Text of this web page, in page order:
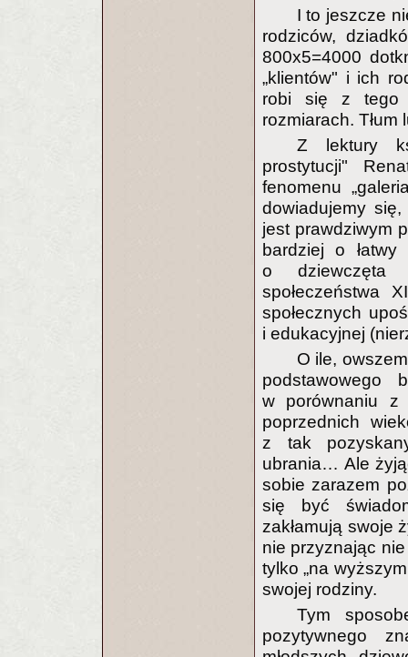
I to jeszcze
rodziców,
800x5=4000
„klientów" i ich
robi się z tego
rozmiarach.
Z lektury
prostytucji"
fenomenu
dowiadujemy
jest prawdziwym
bardziej o
o dziewczęta
społeczeństwa
społecznych
i edukacyjnej
O ile,
w porównaniu z
poprzednich
z tak
ubrania… Ale
sobie zarazem
się być
zakłamują swoje
nie przyznając
tylko „na
swojej rodziny.
Tym
pozytywnego